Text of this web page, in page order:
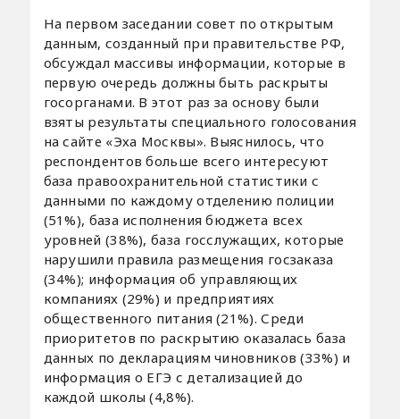
На первом заседании совет по открытым
данным, созданный при правительстве РФ,
обсуждал массивы информации, которые в
первую очередь должны быть раскрыты
госорганами. В этот раз за основу были
взяты результаты специального голосования
на сайте «Эха Москвы». Выяснилось, что
респондентов больше всего интересуют
база правоохранительной статистики с
данными по каждому отделению полиции
(51%), база исполнения бюджета всех
уровней (38%), база госслужащих, которые
нарушили правила размещения госзаказа
(34%); информация об управляющих
компаниях (29%) и предприятиях
общественного питания (21%). Среди
приоритетов по раскрытию оказалась база
данных по декларациям чиновников (33%) и
информация о ЕГЭ с детализацией до
каждой школы (4,8%).